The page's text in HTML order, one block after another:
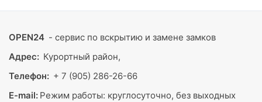
OPEN24 - сервис по вскрытию и замене замков
Адрес: Курортный район,
Телефон: + 7 (905) 286-26-66
E-mail: Режим работы: круглосуточно, без выходных